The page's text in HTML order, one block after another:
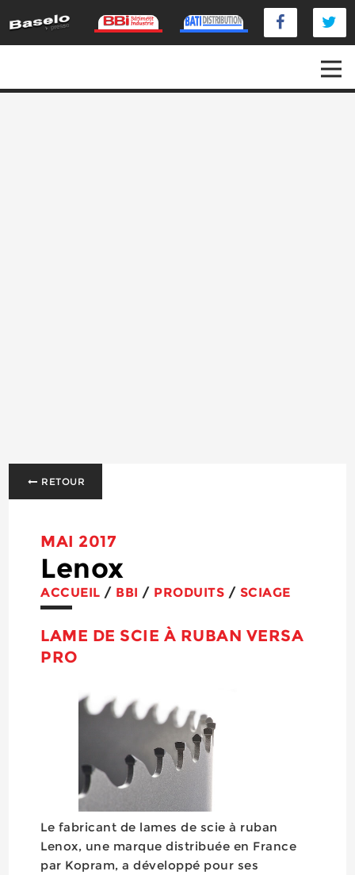
RETOUR
MAI 2017
Lenox
ACCUEIL / BBI / PRODUITS / SCIAGE
LAME DE SCIE À RUBAN VERSA
PRO
Le fabricant de lames de scie à ruban
Lenox, une marque distribuée en France
par Kopram, a développé pour ses